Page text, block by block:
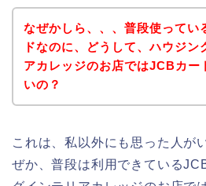
なぜかしら、、、普段使ってい
ドなのに、どうして、ハウジン
アカレッジのお店ではJCBカー
いの？
これは、私以外にも思った人が
ぜか、普段は利用できている